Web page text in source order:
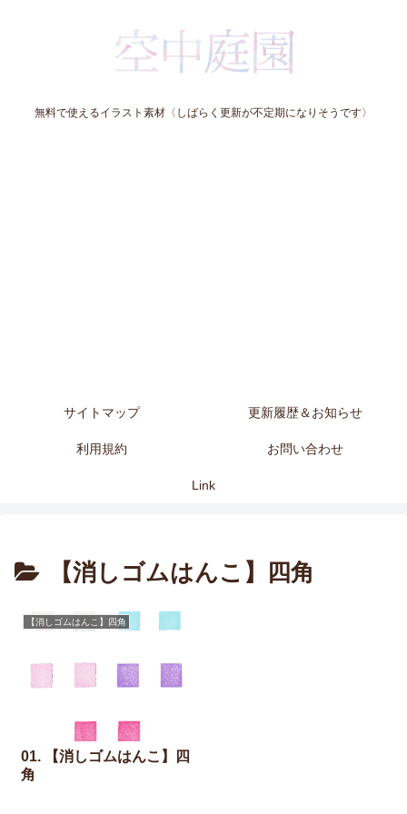
無料で使えるイラスト素材〈しばらく更新が不定期になりそうです〉
サイトマップ 更新履歴＆お知らせ
利用規約 お問い合わせ
Link
【消しゴムはんこ】四角
【消しゴムはんこ】四角
01. 【消しゴムはんこ】四
角